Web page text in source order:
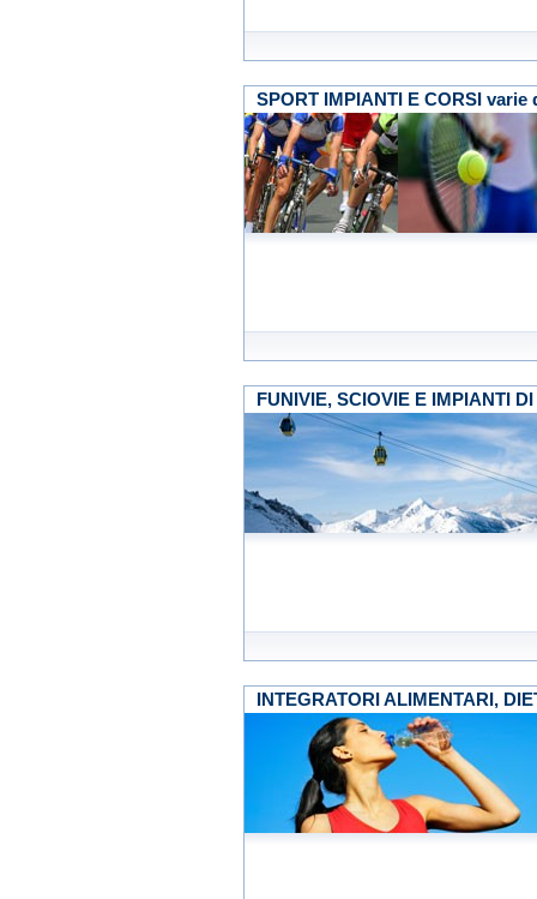
SPORT IMPIANTI E CORSI varie
FUNIVIE, SCIOVIE E IMPIANTI
INTEGRATORI ALIMENTARI,